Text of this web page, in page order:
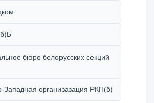
бюро белорусских секций
Западная организазация РКП(б)